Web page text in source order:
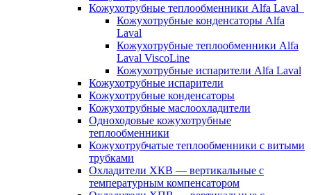
Кожухотрубные теплообменники Alfa Laval
Кожухотрубные конденсаторы Alfa
Laval
Кожухотрубные теплообменники Alfa
Laval ViscoLine
Кожухотрубные испарители Alfa Laval
Кожухотрубные испарители
Кожухотрубные конденсаторы
Кожухотрубные маслоохладители
Одноходовые кожухотрубные
теплообменники
Кожухотрубчатые теплообменники с витыми
трубками
Охладители ХКВ — вертикальные с
температурным компенсатором